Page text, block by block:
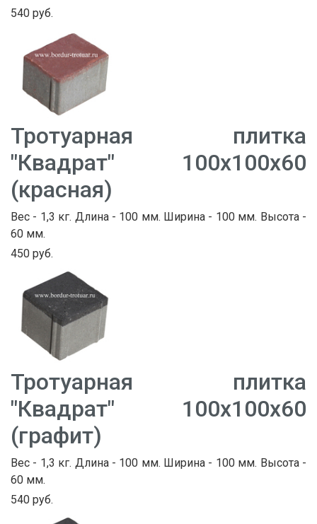
540 руб.
Тротуарная плитка
"Квадрат" 100х100х60
(красная)
Вес - 1,3 кг. Длина - 100 мм. Ширина - 100 мм. Высота -
60 мм.
450 руб.
Тротуарная плитка
"Квадрат" 100х100х60
(графит)
Вес - 1,3 кг. Длина - 100 мм. Ширина - 100 мм. Высота -
60 мм.
540 руб.